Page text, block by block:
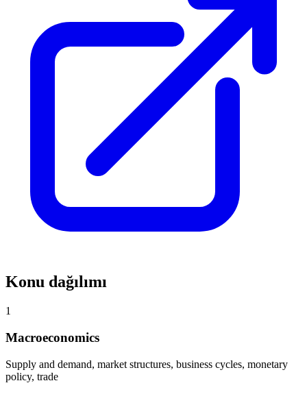
Konu dağılımı
1
Macroeconomics
Supply and demand, market structures, business cycles, monetary
policy, trade